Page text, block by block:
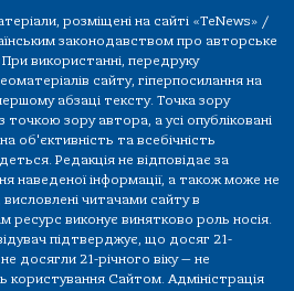
розміщені на сайті «TeNews» /
законодавством про авторське
При використанні, передруку
сайту, гіперпосилання на
абзаці тексту. Точка зору
точкою зору автора, а усі опубліковані
об'єктивність та всебічність
Редакція не відповідає за
наведеної інформації, а також може не
читачами сайту в
ресурс виконує винятково роль носія.
підтверджує, що досяг 21-
досягли 21-річного віку — не
користування Сайтом. Адміністрація